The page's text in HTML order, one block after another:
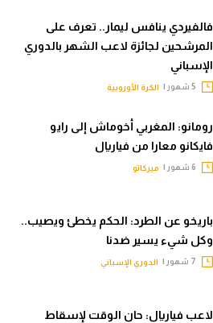
فالفيردي ينافس ليمار.. تعرف على
المرشحين لجائزة لاعب الشهر بالدوري
الإسباني
الكرة الأوروبية
رومانو: المغربي أخوماش إلى رايو
فايكانو معارا من فياريال
ميركاتو
باريخو عن الطرد: الحكم يخطئ ويصيب..
وكل شيء يسير ضدنا
الدوري الإسباني
لاعب فياريال: حان الوقت لإسقاط